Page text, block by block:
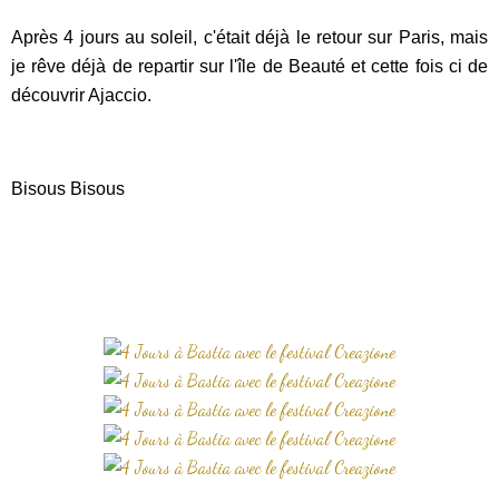
Après 4 jours au soleil, c'était déjà le retour sur Paris, mais
je rêve déjà de repartir sur l'île de Beauté et cette fois ci de
découvrir Ajaccio.
Bisous Bisous